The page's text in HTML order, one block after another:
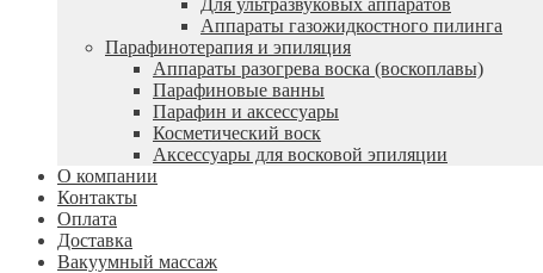
Для ультразвуковых аппаратов
Аппараты газожидкостного пилинга
Парафинотерапия и эпиляция
Аппараты разогрева воска (воскоплавы)
Парафиновые ванны
Парафин и аксессуары
Косметический воск
Аксессуары для восковой эпиляции
О компании
Контакты
Оплата
Доставка
Вакуумный массаж